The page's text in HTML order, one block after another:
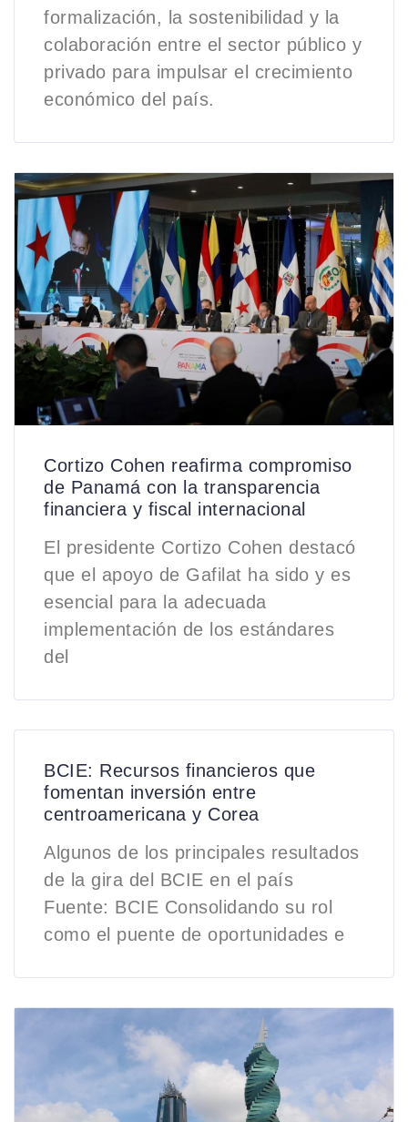
formalización, la sostenibilidad y la
colaboración entre el sector público y
privado para impulsar el crecimiento
económico del país.
Cortizo Cohen reafirma compromiso
de Panamá con la transparencia
financiera y fiscal internacional
El presidente Cortizo Cohen destacó
que el apoyo de Gafilat ha sido y es
esencial para la adecuada
implementación de los estándares
del
BCIE: Recursos financieros que
fomentan inversión entre
centroamericana y Corea
Algunos de los principales resultados
de la gira del BCIE en el país
Fuente: BCIE Consolidando su rol
como el puente de oportunidades e